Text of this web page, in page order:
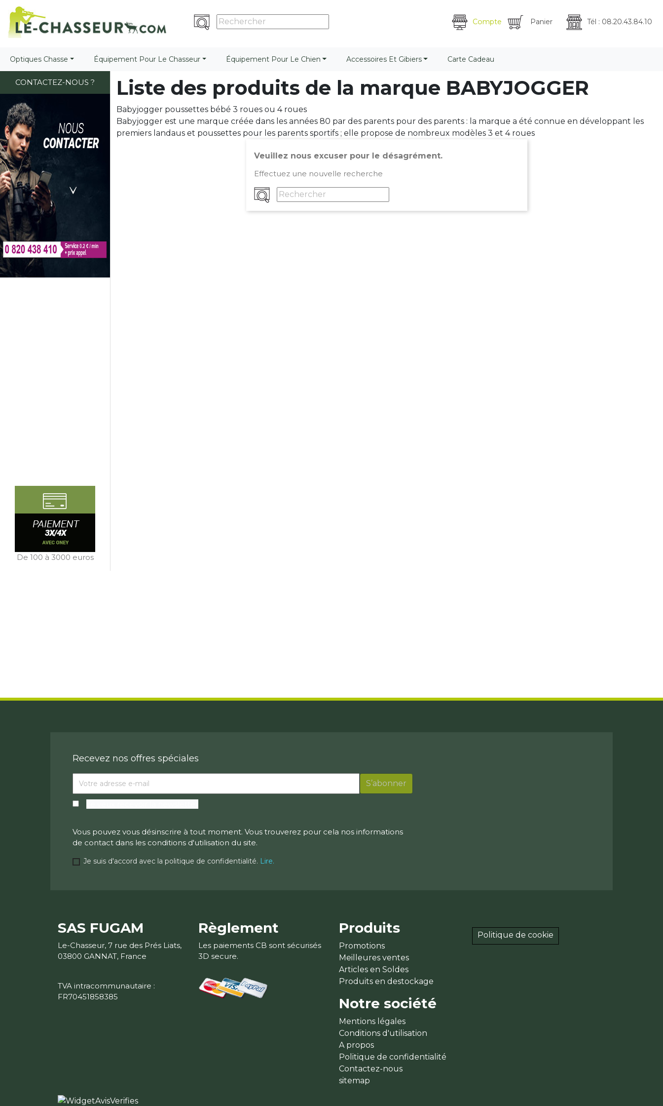
Compte Panier Tél : 08.20.43.84.10
Optiques Chasse Équipement Pour Le Chasseur Équipement Pour Le Chien Accessoires Et Gibiers Carte Cadeau
CONTACTEZ-NOUS ?
De 100 à 3000 euros
Liste des produits de la marque BABYJOGGER
Babyjogger poussettes bébé 3 roues ou 4 roues
Babyjogger est une marque créée dans les années 80 par des parents pour des parents : la marque a été connue en développant les
premiers landaus et poussettes pour les parents sportifs ; elle propose de nombreux modèles 3 et 4 roues
Veuillez nous excuser pour le désagrément.
Effectuez une nouvelle recherche
Recevez nos offres spéciales
Vous pouvez vous désinscrire à tout moment. Vous trouverez pour cela nos informations
de contact dans les conditions d'utilisation du site.
Je suis d'accord avec la politique de confidentialité. Lire.
SAS FUGAM
Le-Chasseur, 7 rue des Prés Liats,
03800 GANNAT, France
TVA intracommunautaire :
FR70451858385
Règlement
Les paiements CB sont sécurisés
3D secure.
Produits
Promotions
Meilleures ventes
Articles en Soldes
Produits en destockage
Notre société
Mentions légales
Conditions d'utilisation
A propos
Politique de confidentialité
Contactez-nous
sitemap
Politique de cookie